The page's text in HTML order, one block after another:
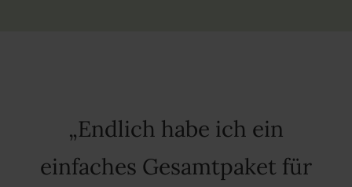
Endlich habe ich ein
einfaches Gesamtpaket für